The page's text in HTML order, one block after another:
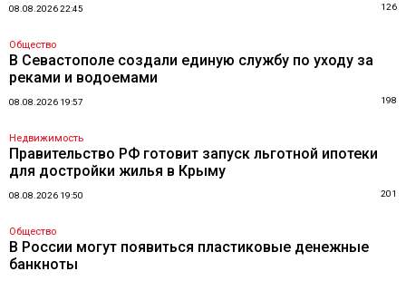
08.08.2026 22:45 126
Общество
В Севастополе создали единую службу по уходу за
реками и водоемами
08.08.2026 19:57 198
Недвижимость
Правительство РФ готовит запуск льготной ипотеки
для достройки жилья в Крыму
08.08.2026 19:50 201
Общество
В России могут появиться пластиковые денежные
банкноты